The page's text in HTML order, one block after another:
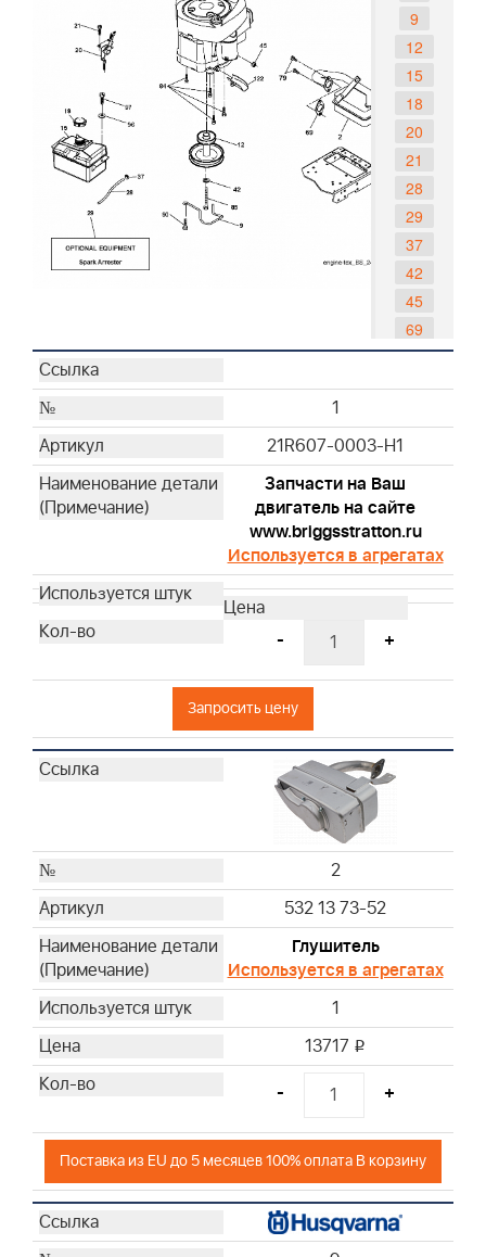
9
12
15
18
20
21
28
29
37
42
45
69
79
84
96
122
1
21R607-0003-H1
Запчасти на Ваш
двигатель на сайте
www.briggsstratton.ru
Используется в агрегатах
- +
Запросить цену
2
532 13 73-52
Глушитель
Используется в агрегатах
1
13717 i
- +
Поставка из EU до 5 месяцев 100% оплата В корзину